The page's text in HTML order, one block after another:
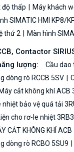
độ thấp
Máy khách
SIMATIC HMI KP8/
thứ 2
Màn hình
Contactor
lượng:
Cầu dao
dòng rò RCCB 5SV
Máy cắt không khí ACB
nhiệt bảo vệ quá tải
cho rơ-le nhiệt
CẮT KHÔNG KHÍ ACB
dòng rò RCBO 5SU9